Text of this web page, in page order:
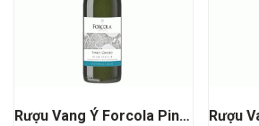
Rượu Vang Ý Forcola Pinot Grigio Veneto